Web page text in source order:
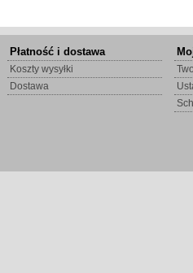
Płatność i dostawa
Koszty wysyłki
Dostawa